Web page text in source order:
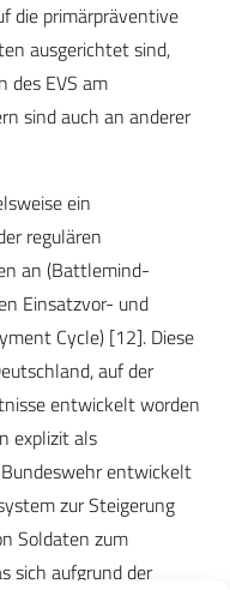
die primärpräventive
ausgerichtet sind,
des EVS am
sind auch an anderer
ein
regulären
an (Battlemind-
Einsatzvor- und
Cycle) [12]. Diese
auf der
entwickelt worden
explizit als
entwickelt
zur Steigerung
Soldaten zum
sich aufgrund der